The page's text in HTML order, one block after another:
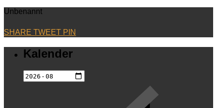
Unbenannt
SHARE TWEET PIN
Kalender